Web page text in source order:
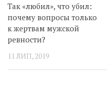
Так «любил», что убил:
почему вопросы только
к жертвам мужской
ревности?
11 ЛИП, 2019